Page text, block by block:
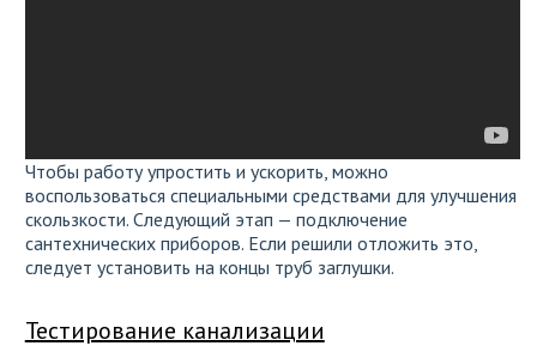
Чтобы работу упростить и ускорить, можно
воспользоваться специальными средствами для улучшения
скользкости. Следующий этап — подключение
сантехнических приборов. Если решили отложить это,
следует установить на концы труб заглушки.
Тестирование канализации